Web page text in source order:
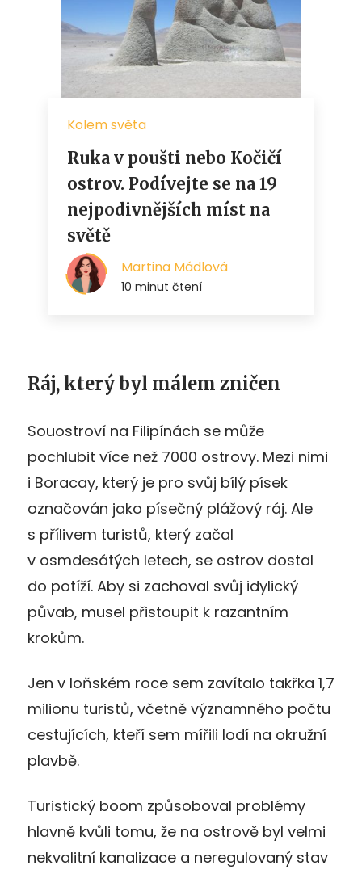
Ráj, který byl málem zničen
Souostroví na Filipínách se může
pochlubit více než 7000 ostrovy. Mezi nimi
i Boracay, který je pro svůj bílý písek
označován jako písečný plážový ráj. Ale
s přílivem turistů, který začal
v osmdesátých letech, se ostrov dostal
do potíží. Aby si zachoval svůj idylický
půvab, musel přistoupit k razantním
krokům.
Jen v loňském roce sem zavítalo takřka 1,7
milionu turistů, včetně významného počtu
cestujících, kteří sem mířili lodí na okružní
plavbě.
Turistický boom způsoboval problémy
hlavně kvůli tomu, že na ostrově byl velmi
nekvalitní kanalizace a neregulovaný stav